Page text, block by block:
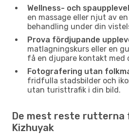
Wellness- och
en massage eller njut av
behandling under din
Prova fördjupande
matlagningskurs eller en
få en djupare kontakt med
Fotografering utan
fridfulla stadsbilder och
utan turisttrafik i din bild.
De mest reste rutterna
Kizhuyak